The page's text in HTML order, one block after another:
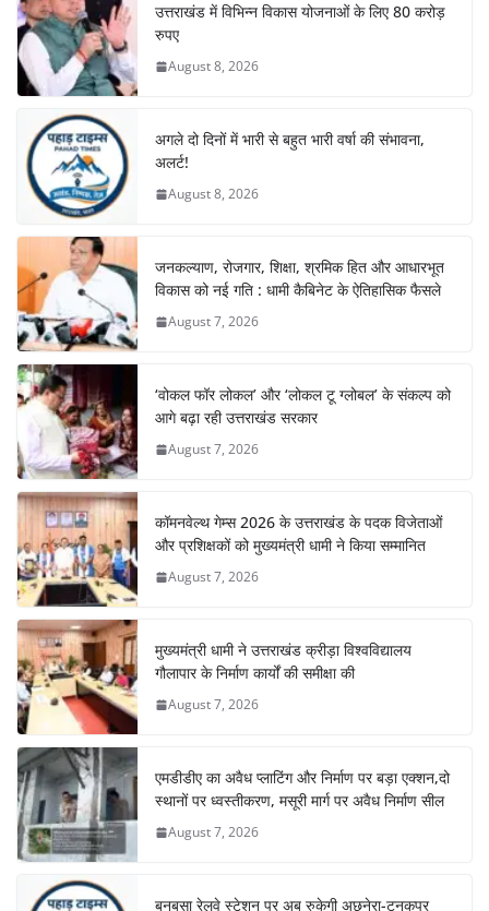
उत्तराखंड में विभिन्न विकास योजनाओं के लिए 80 करोड़
रुपए
August 8, 2026
अगले दो दिनों में भारी से बहुत भारी वर्षा की संभावना,
अलर्ट!
August 8, 2026
जनकल्याण, रोजगार, शिक्षा, श्रमिक हित और आधारभूत
विकास को नई गति : धामी कैबिनेट के ऐतिहासिक फैसले
August 7, 2026
‘वोकल फॉर लोकल’ और ‘लोकल टू ग्लोबल’ के संकल्प को
आगे बढ़ा रही उत्तराखंड सरकार
August 7, 2026
कॉमनवेल्थ गेम्स 2026 के उत्तराखंड के पदक विजेताओं
और प्रशिक्षकों को मुख्यमंत्री धामी ने किया सम्मानित
August 7, 2026
मुख्यमंत्री धामी ने उत्तराखंड क्रीड़ा विश्वविद्यालय
गौलापार के निर्माण कार्यों की समीक्षा की
August 7, 2026
एमडीडीए का अवैध प्लाटिंग और निर्माण पर बड़ा एक्शन,दो
स्थानों पर ध्वस्तीकरण, मसूरी मार्ग पर अवैध निर्माण सील
August 7, 2026
बनबसा रेलवे स्टेशन पर अब रुकेगी अछनेरा-टनकपुर